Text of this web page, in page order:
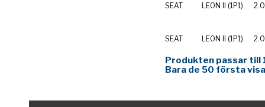
SEAT LEON II (1P1)
SEAT LEON II (1P1)
Produkten passar till
Bara de 50 första